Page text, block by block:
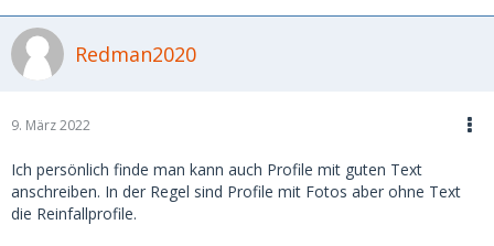
Redman2020
9. März 2022
Ich persönlich finde man kann auch Profile mit guten Text
anschreiben. In der Regel sind Profile mit Fotos aber ohne Text
die Reinfallprofile.